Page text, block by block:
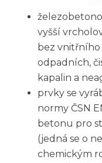
vyšší
bez
odpadních,
kapalin a
prvky se
normy ČSN
betonu pro
(jedná se o
chemickým